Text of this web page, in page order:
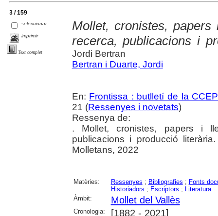
3 / 159
seleccionar
imprimir
Text complet
Mollet, cronistes,
recerca, publicacions i
Jordi Bertran
Bertran i Duarte, Jordi
En: Frontissa : butlletí de la
21 (Ressenyes i novetats)
Ressenya de:
. Mollet, cronistes, papers i
publicacions i producció
Molletans, 2022
Matèries: Ressenyes ; Bibliografies ; Fonts
Historiadors ; Escriptors ; Literatura
Àmbit:
Mollet del Vallès
Cronologia: [1882 - 2021]